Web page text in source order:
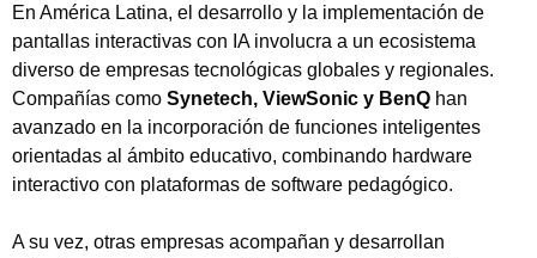
En América Latina, el desarrollo y la implementación de
pantallas interactivas con IA involucra a un ecosistema
diverso de empresas tecnológicas globales y regionales.
Compañías como Synetech, ViewSonic y BenQ han
avanzado en la incorporación de funciones inteligentes
orientadas al ámbito educativo, combinando hardware
interactivo con plataformas de software pedagógico.
A su vez, otras empresas acompañan y desarrollan